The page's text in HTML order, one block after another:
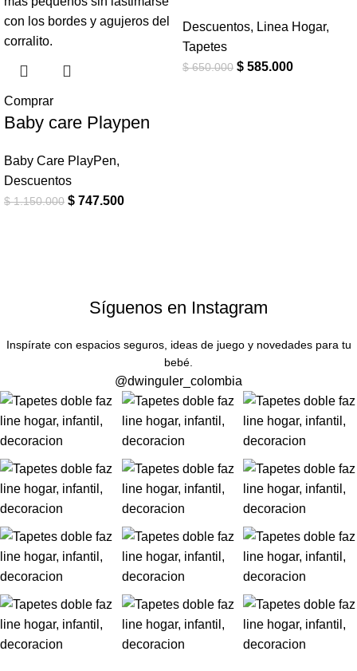
Comprar
Baby care Playpen
Baby Care PlayPen,
Descuentos
$1.150.000 $ 747.500
Descuentos, Linea Hogar,
Tapetes
$650.000 $ 585.000
Síguenos en Instagram
Inspírate con espacios seguros, ideas de juego y novedades para tu
bebé.
@dwinguler_colombia